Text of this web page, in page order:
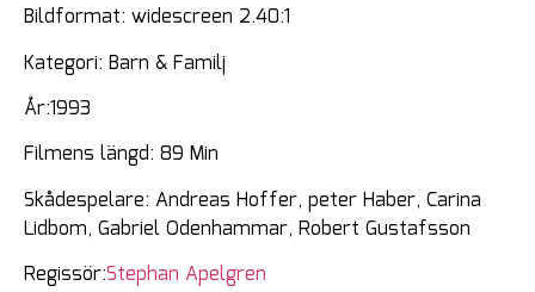
Bildformat: widescreen 2.40:1
Kategori: Barn & Familj
År:1993
Filmens längd: 89 Min
Skådespelare: Andreas Hoffer, peter Haber, Carina
Lidbom, Gabriel Odenhammar, Robert Gustafsson
Regissör:Stephan Apelgren